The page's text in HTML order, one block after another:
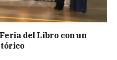
del Libro con un